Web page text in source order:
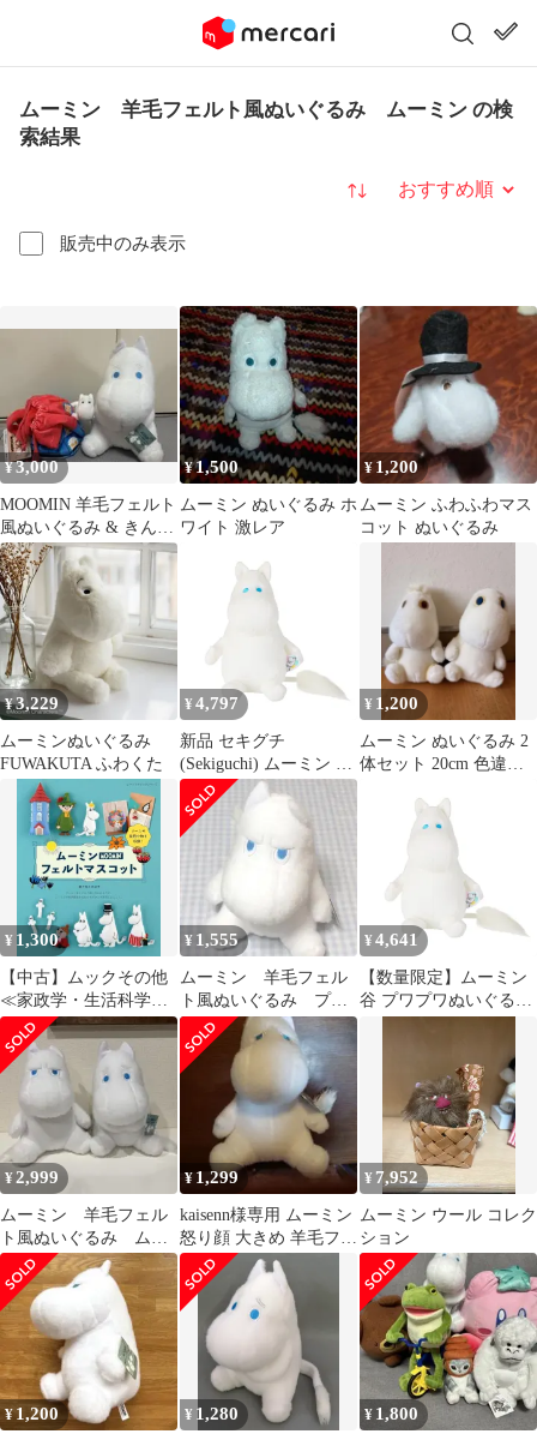
ムーミン 羊毛フェルト風ぬいぐるみ ムーミン の検
索結果
販売中のみ表示
並び替え
¥3,000
MOOMIN 羊毛フェルト
風ぬいぐるみ & きんち
ゃく
¥1,500
ムーミン ぬいぐるみ ホ
ワイト 激レア
¥ 1,200
ムーミン ふわふわマス
コット ぬいぐるみ
¥3,229
ムーミンぬいぐるみ
FUWAKUTA ふわくた
¥ 4,797
新品 セキグチ
(Sekiguchi) ムーミン プ
ワプワぬいぐるみ ムー
ミン谷
¥ 1,200
ムーミン ぬいぐるみ 2
体セット 20cm 色違い
¥ 1,300
【中古】ムックその他
≪家政学・生活科学≫
ムーミンフェルトマス
コット
¥ 1,555
ムーミン 羊毛フェル
ト風ぬいぐるみ プラ
イズ
¥ 4,641
【数量限定】ムーミン
谷 プワプワぬいぐるみ
¥2,999
ムーミン 羊毛フェル
ト風ぬいぐるみ ムー
ミン 全2種 ２点セッ
ト
¥ 1,299
kaisenn様専用 ムーミン
怒り顔 大きめ 羊毛フェ
ルト風
¥ 7,952
ムーミン ウール コレク
ション
¥ 1,200 ¥ 1,280 ¥ 1,800